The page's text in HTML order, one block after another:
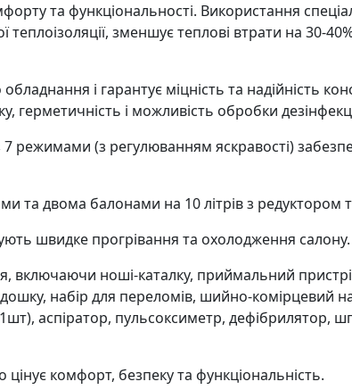
та функціональності. Використання
зменшує теплові втрати на 30-
і гарантує міцність та надійність
герметичність і можливість обробки
7 режимами (з регулюванням яскравості)
та двома балонами на 10 літрів з
швидке прогрівання та охолодження салону.
включаючи ноші-каталку, приймальний
набір для переломів, шийно-комірцевий
аспіратор, пульсоксиметр, дефібрилятор,
комфорт, безпеку та функціональність.